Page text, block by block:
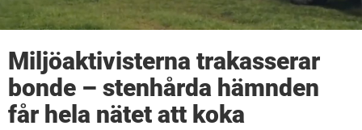
Miljöaktivisterna trakasserar
bonde – stenhårda hämnden
får hela nätet att koka